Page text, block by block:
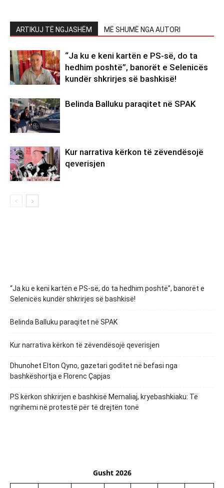
ARTIKUJ TË NGJASHËM MË SHUMË NGA AUTORI
“Ja ku e keni kartën e PS-së, do ta
hedhim poshtë”, banorët e Selenicës
kundër shkrirjes së bashkisë!
Belinda Balluku paraqitet në SPAK
Kur narrativa kërkon të zëvendësojë
qeverisjen
“Ja ku e keni kartën e PS-së, do ta hedhim poshtë”, banorët e
Selenicës kundër shkrirjes së bashkisë!
Belinda Balluku paraqitet në SPAK
Kur narrativa kërkon të zëvendësojë qeverisjen
Dhunohet Elton Qyno, gazetari goditet në befasi nga
bashkëshortja e Florenc Çapjas
PS kërkon shkrirjen e bashkisë Memaliaj, kryebashkiaku: Të
ngrihemi në protestë për të drejtën tonë
Gusht 2026